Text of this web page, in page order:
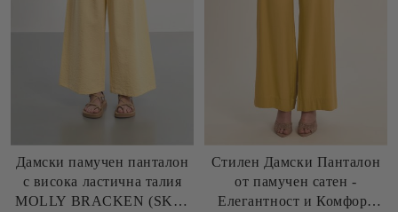
Дамски памучен панталон
с висока ластична талия
MOLLY BRACKEN (SKU)
Стилен Дамски Панталон
от памучен сатен -
Елегантност и Комфорт